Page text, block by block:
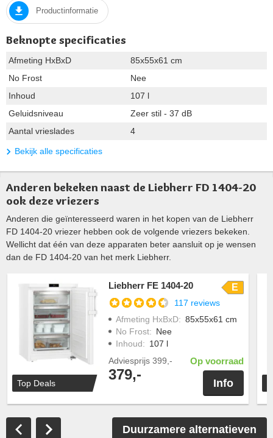
Productinformatie
Beknopte specificaties
Afmeting HxBxD
85x55x61 cm
No Frost
Nee
Inhoud
107 l
Geluidsniveau
Zeer stil - 37 dB
Aantal vrieslades
4
Bekijk alle specificaties
Anderen bekeken naast de Liebherr FD 1404-20
ook deze vriezers
Anderen die geïnteresseerd waren in het kopen van de Liebherr
FD 1404-20 vriezer hebben ook de volgende vriezers bekeken.
Wellicht dat één van deze apparaten beter aansluit op je wensen
dan de FD 1404-20 van het merk Liebherr.
Top Deals
Liebherr FE 1404-20 E
117 reviews
Afmeting HxBxD: 85x55x61 cm
No Frost: Nee
Inhoud: 107 l
Adviesprijs 399,-
379,-
Op voorraad
Info
Duurzamere alternatieven